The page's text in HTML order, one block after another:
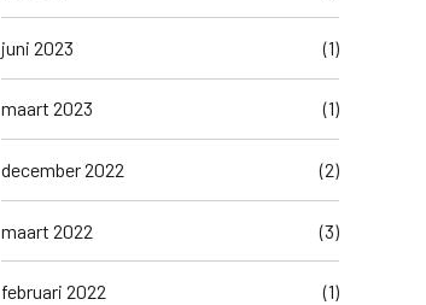
juni 2023 (1)
maart 2023 (1)
december 2022 (2)
maart 2022 (3)
februari 2022 (1)